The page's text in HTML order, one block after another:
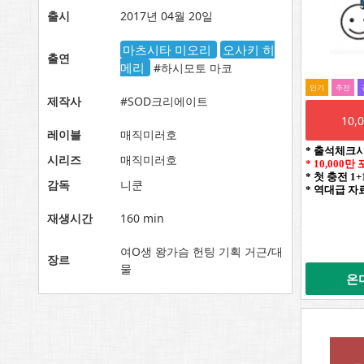
출시 2017년 04월 20일
출연
마츠시타 미오리
오사키 히
메리
#하시모토 마코
제작사 #SOD크리에이트
레이블
매직미러호
시리즈
매직미러호
감독
니쿤
재생시간 160 min
장르
여O생 왕가슴 헌팅 기획 거근/대
물
인기 추전
* 출석체크
* 10,000만
* 첫 충전
* 역대급 자
온